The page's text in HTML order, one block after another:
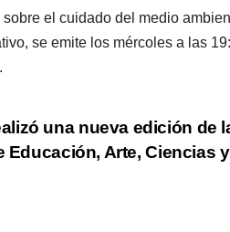
el cuidado del medio
se emite los mércoles a las
una nueva edición de
Educación, Arte, Ciencias